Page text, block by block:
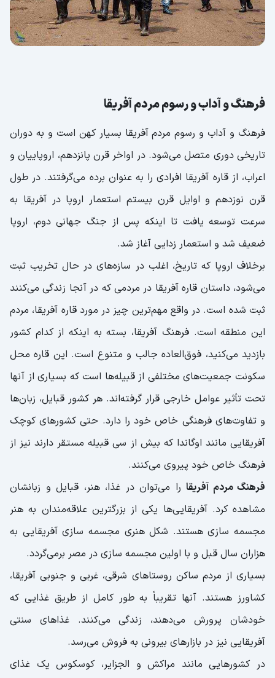
فرهنگ و آداب و رسوم مردم آفریقا
فرهنگ و آداب و رسوم مردم آفریقا بسیار کهن است و به دوران
تاریخی دوری متصل می‌شود. در اواخر قرن پانزدهم، اروپاییان و
اعراب، از قاره آفریقا افرادی را به عنوان برده می‌گرفتند. در طول
قرن نوزدهم و اوایل قرن بیستم استعمار اروپا در آفریقا به
سرعت توسعه یافت تا اینکه پس از جنگ جهانی دوم، اروپا
ضعیف شد و استعمار زدایی آغاز شد.
برخلاف اروپا که تاریخ، اغلب در سازه‌های در حال تخریب ثبت
می‌شود، داستان قاره آفریقا در مردمی که در آنجا زندگی می‌کنند
ثبت شده است. در واقع مهم‌ترین چیز در مورد قاره آفریقا، مردم
این منطقه است. فرهنگ آفریقا، بسته به اینکه از کدام کشور
بازدید می‌کنید، فوق‌العاده جالب و متنوع است. این قاره محل
سکونت جمعیت‌های مختلفی از قبیله‌ها است که بسیاری از آنها
تحت تأثیر عوامل خارجی قرار گرفته‌اند. هر کشور قبایل، زبان‌ها
و تفاوت‌های فرهنگی خاص خود را دارد. حتی کشورهای کوچک
آفریقایی مانند اوگاندا که بیش از سی قبیله مستقر دارند نیز از
فرهنگ خاص خود پیروی می‌کنند.
فرهنگ مردم آفریقا را می‌توان در غذا، هنر، قبایل و زبانشان
مشاهده کرد. آفریقایی‌ها یکی از بزرگترین علاقه‌مندان به هنر
مجسمه سازی هستند. شکل هنری مجسمه سازی آفریقایی به
هزاران سال قبل و با اولین مجسمه سازی در مصر برمی‌گردد.
بسیاری از مردم ساکن روستاهای شرقی، غربی و جنوبی آفریقا،
کشاورز هستند. آنها تقریباً به طور کامل از طریق غذایی که
خودشان پرورش می‌دهند، زندگی می‌کنند. غذاهای سنتی
آفریقایی نیز در بازارهای بیرونی به فروش می‌رسد.
در کشورهایی مانند مراکش و الجزایر، کوسکوس یک غذای